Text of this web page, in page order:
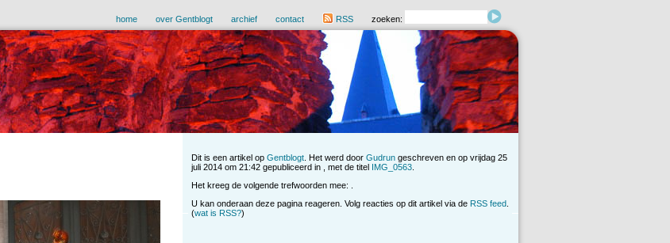
home over Gentblogt archief contact RSS zoeken:
Dit is een artikel op Gentblogt . Het werd door Gudrun geschreven en op vrijdag 25
juli 2014 om 21:42 gepubliceerd in , met de titel
IMG_0563
Het kreeg de volgende trefwoorden mee: .
U kan onderaan deze pagina reageren. Volg reacties op dit artikel via de RSS feed.
(wat is RSS?)